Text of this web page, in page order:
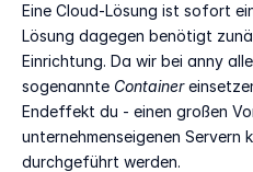
Eine Cloud-Lösung ist sofort
Lösung dagegen benötigt
Einrichtung. Da wir bei anny
sogenannte Container
Endeffekt du - einen großen
unternehmenseigenen Servern
durchgeführt werden.